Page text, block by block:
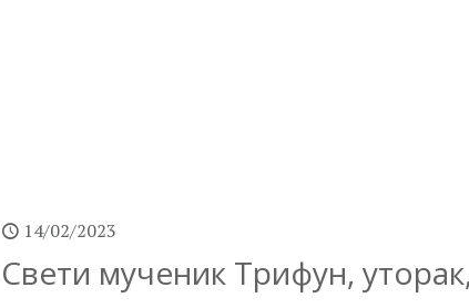
14/02/2023
Свети мученик Трифун,